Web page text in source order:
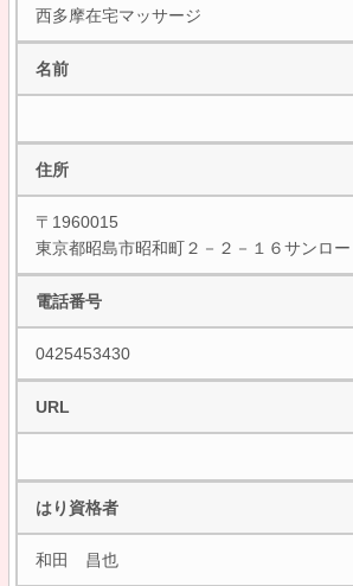
西多摩在宅マッサージ
名前
住所
〒1960015
東京都昭島市昭和町２－２－１６サンロ
電話番号
0425453430
URL
はり資格者
和田 昌也